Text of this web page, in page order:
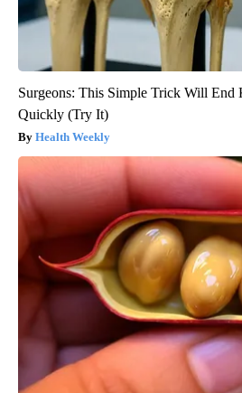
Surgeons: This Simple Trick Will End
Quickly (Try It)
Health Weekly